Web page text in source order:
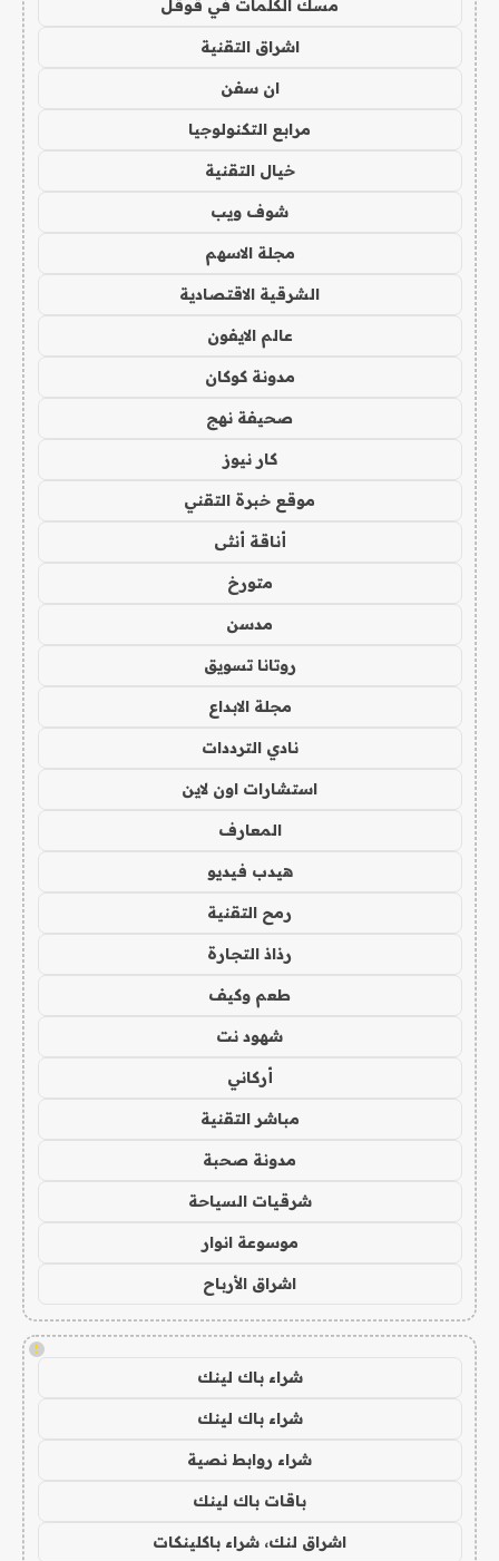
مسك الكلمات في قوقل
اشراق التقنية
ان سفن
مرابع التكنولوجيا
خيال التقنية
شوف ويب
مجلة الاسهم
الشرقية الاقتصادية
عالم الايفون
مدونة كوكان
صحيفة نهج
كار نيوز
موقع خبرة التقني
أناقة أنثى
متورخ
مدسن
روتانا تسويق
مجلة الابداع
نادي الترددات
استشارات اون لاين
المعارف
هيدب فيديو
رمح التقنية
رذاذ التجارة
طعم وكيف
شهود نت
أركاني
مباشر التقنية
مدونة صحبة
شرقيات السياحة
موسوعة انوار
اشراق الأرباح
!
شراء باك لينك
شراء باك لينك
شراء روابط نصية
باقات باك لينك
اشراق لنك، شراء باكلينكات